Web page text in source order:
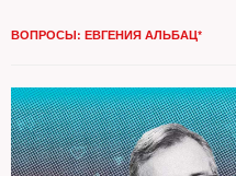
ВОПРОСЫ: ЕВГЕНИЯ АЛЬБАЦ*